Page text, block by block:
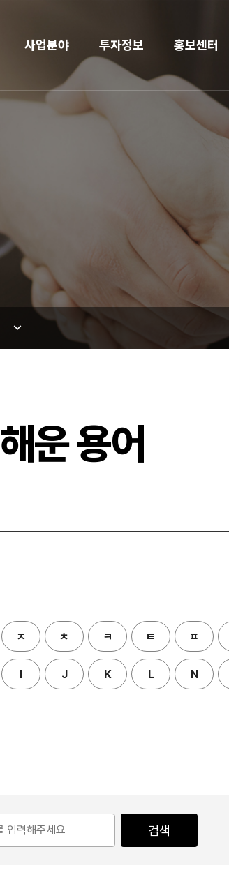
사업분야 투자정보 홍보센터
해운 용어
ㅈ ㅊ ㅋ ㅌ ㅍ
I J K L N
검색